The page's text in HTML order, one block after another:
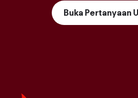
Buka Pertanyaan